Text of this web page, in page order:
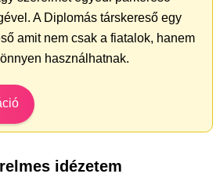
A Diplomás társkereső egy
amit nem csak a fiatalok, hanem
használhatnak.
idézetem